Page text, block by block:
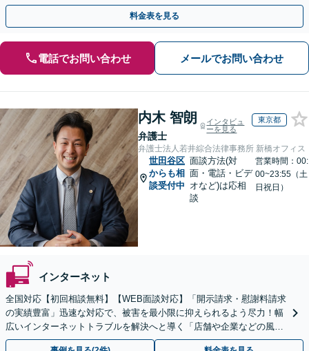
人の特定ができる場合もあり。
料金表を見る
電話でお問い合わせ メールでお問い合わせ
内木 智朗
弁護士
インタビュ
ーを見る
東京都
弁護士法人若井綜合法律事務所 新橋オフィス
世田谷区
からも相
談受付中
面談方法(対
面・電話・ビデ
オなど)は応相
談
営業時間：00:
00~23:55（土
日祝日）
インターネット
全国対応【初回相談無料】【WEB面談対応】「開示請求・慰謝料請求
の実績豊富」迅速な対応で、被害を最小限に抑えられるよう尽力！幅
広いインターネットトラブルを解決へと導く「店舗や企業などの風評
被害もご相談ください」【休日・夜間相談可】